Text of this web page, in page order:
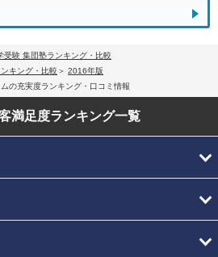
受験 集団塾ランキング・比較
キング・比較
2016年版
の充実度ランキング・口コミ情報
満足度ランキング一覧